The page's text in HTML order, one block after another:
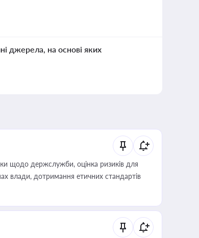
джерела, на основі яких
щодо держслужби, оцінка ризиків для
влади, дотримання етичних стандартів